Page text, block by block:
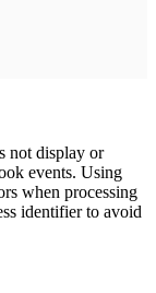
not display or
events. Using
when processing
identifier to avoid